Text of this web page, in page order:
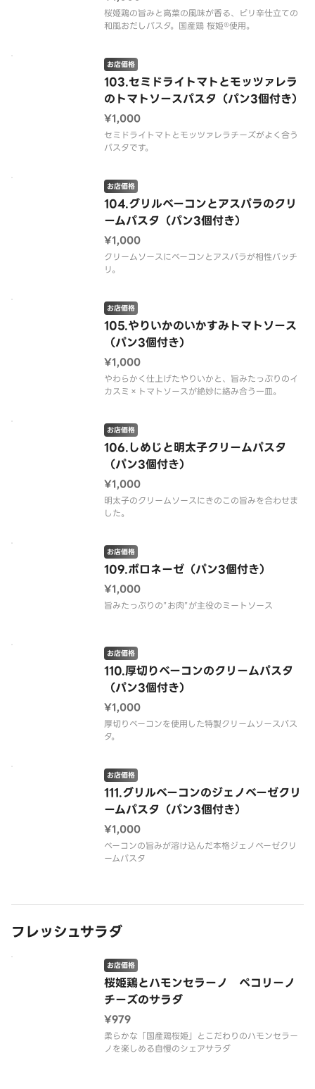
桜姫鶏の旨みと高菜の風味が香る、ピリ辛仕立ての
和風おだしパスタ。国産鶏 桜姫®使用。
103.セミドライトマトとモッツァレラ
のトマトソースパスタ（パン3個付き）
お店価格
¥1,000
セミドライトマトとモッツァレラチーズがよく合う
パスタです。
104.グリルベーコンとアスパラのクリ
ームパスタ（パン3個付き）
お店価格
¥1,000
クリームソースにベーコンとアスパラが相性バッチ
リ。
105.やりいかのいかすみトマトソース
（パン3個付き）
お店価格
¥1,000
やわらかく仕上げたやりいかと、旨みたっぷりのイ
カスミ×トマトソースが絶妙に絡み合う一皿。
106.しめじと明太子クリームパスタ
（パン3個付き）
お店価格
¥1,000
明太子のクリームソースにきのこの旨みを合わせま
した。
109.ボロネーゼ（パン3個付き）
お店価格
¥1,000
旨みたっぷりの”お肉”が主役のミートソース
110.厚切りベーコンのクリームパスタ
（パン3個付き）
お店価格
¥1,000
厚切りベーコンを使用した特製クリームソースパス
タ。
111.グリルベーコンのジェノベーゼクリ
ームパスタ（パン3個付き）
お店価格
¥1,000
ベーコンの旨みが溶け込んだ本格ジェノベーゼクリ
ームパスタ
フレッシュサラダ
桜姫鶏とハモンセラーノ ペコリーノ
チーズのサラダ
お店価格
¥979
柔らかな「国産鶏桜姫」とこだわりのハモンセラー
ノを楽しめる自慢のシェアサラダ